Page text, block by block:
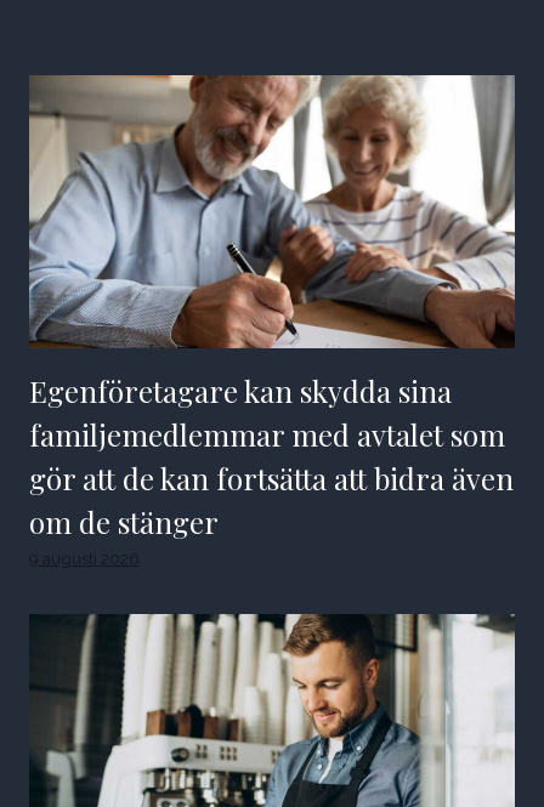
Egenföretagare kan skydda sina
familjemedlemmar med avtalet som
gör att de kan fortsätta att bidra även
om de stänger
9 augusti 2026